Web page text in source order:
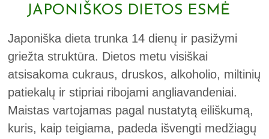
JAPONIŠKOS DIETOS ESMĖ
Japoniška dieta trunka 14 dienų ir pasižymi
griežta struktūra. Dietos metu visiškai
atsisakoma cukraus, druskos, alkoholio, miltinių
patiekalų ir stipriai ribojami angliavandeniai.
Maistas vartojamas pagal nustatytą eiliškumą,
kuris, kaip teigiama, padeda išvengti medžiagų